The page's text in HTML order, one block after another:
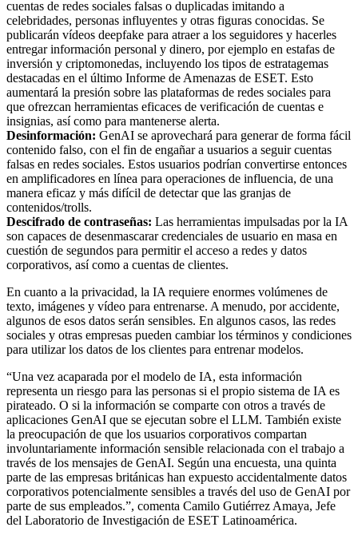
cuentas de redes sociales falsas o duplicadas imitando a
celebridades, personas influyentes y otras figuras conocidas. Se
publicarán vídeos deepfake para atraer a los seguidores y hacerles
entregar información personal y dinero, por ejemplo en estafas de
inversión y criptomonedas, incluyendo los tipos de estratagemas
destacadas en el último Informe de Amenazas de ESET. Esto
aumentará la presión sobre las plataformas de redes sociales para
que ofrezcan herramientas eficaces de verificación de cuentas e
insignias, así como para mantenerse alerta.
Desinformación: GenAI se aprovechará para generar de forma fácil
contenido falso, con el fin de engañar a usuarios a seguir cuentas
falsas en redes sociales. Estos usuarios podrían convertirse entonces
en amplificadores en línea para operaciones de influencia, de una
manera eficaz y más difícil de detectar que las granjas de
contenidos/trolls.
Descifrado de contraseñas: Las herramientas impulsadas por la IA
son capaces de desenmascarar credenciales de usuario en masa en
cuestión de segundos para permitir el acceso a redes y datos
corporativos, así como a cuentas de clientes.
En cuanto a la privacidad, la IA requiere enormes volúmenes de
texto, imágenes y vídeo para entrenarse. A menudo, por accidente,
algunos de esos datos serán sensibles. En algunos casos, las redes
sociales y otras empresas pueden cambiar los términos y condiciones
para utilizar los datos de los clientes para entrenar modelos.
“Una vez acaparada por el modelo de IA, esta información
representa un riesgo para las personas si el propio sistema de IA es
pirateado. O si la información se comparte con otros a través de
aplicaciones GenAI que se ejecutan sobre el LLM. También existe
la preocupación de que los usuarios corporativos compartan
involuntariamente información sensible relacionada con el trabajo a
través de los mensajes de GenAI. Según una encuesta, una quinta
parte de las empresas británicas han expuesto accidentalmente datos
corporativos potencialmente sensibles a través del uso de GenAI por
parte de sus empleados.”, comenta Camilo Gutiérrez Amaya, Jefe
del Laboratorio de Investigación de ESET Latinoamérica.